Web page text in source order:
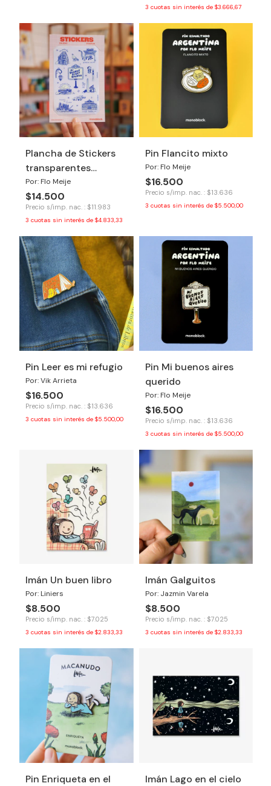
3 cuotas sin interés de $3.666,67
Plancha de Stickers
transparentes
Buenos Aires
Por: Flo Meije
$14.500
Precio s/imp. nac. : $11.983
3 cuotas sin interés de $4.833,33
Pin Flancito mixto
Por: Flo Meije
$16.500
Precio s/imp. nac. : $13.636
3 cuotas sin interés de $5.500,00
Pin Leer es mi refugio
Por: Vik Arrieta
$16.500
Precio s/imp. nac. : $13.636
3 cuotas sin interés de $5.500,00
Pin Mi buenos aires
querido
Por: Flo Meije
$16.500
Precio s/imp. nac. : $13.636
3 cuotas sin interés de $5.500,00
Imán Un buen libro
Por: Liniers
$8.500
Precio s/imp. nac. : $7.025
3 cuotas sin interés de $2.833,33
Imán Galguitos
Por: Jazmin Varela
$8.500
Precio s/imp. nac. : $7.025
3 cuotas sin interés de $2.833,33
Pin Enriqueta en el
Imán Lago en el cielo